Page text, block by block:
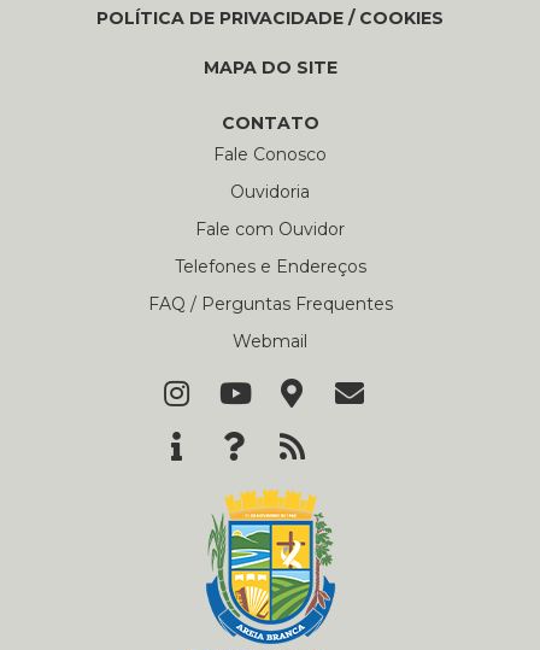
POLÍTICA DE PRIVACIDADE / COOKIES
MAPA DO SITE
CONTATO
Fale Conosco
Ouvidoria
Fale com Ouvidor
Telefones e Endereços
FAQ / Perguntas Frequentes
Webmail